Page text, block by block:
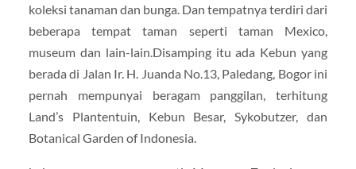
koleksi tanaman dan bunga. Dan tempatnya terdiri dari
beberapa tempat taman seperti taman Mexico,
museum dan lain-lain.Disamping itu ada Kebun yang
berada di Jalan Ir. H. Juanda No.13, Paledang, Bogor ini
pernah mempunyai beragam panggilan, terhitung
Land’s Plantentuin, Kebun Besar, Sykobutzer, dan
Botanical Garden of Indonesia.